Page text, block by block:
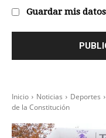
Guardar mis